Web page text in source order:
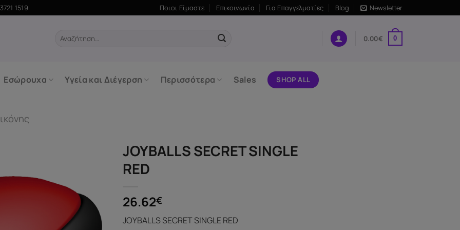
1519 Ποιοι Είμαστε Επικοινωνία Για Επαγγελματίες Blog Newsletter
Αναζήτηση
0.00€ 0
Εσώρουχα Υγεία και Διέγερση Περισσότερα Sales SHOP ALL
JOYBALLS SECRET SINGLE
RED
26.62€
JOYBALLS SECRET SINGLE RED